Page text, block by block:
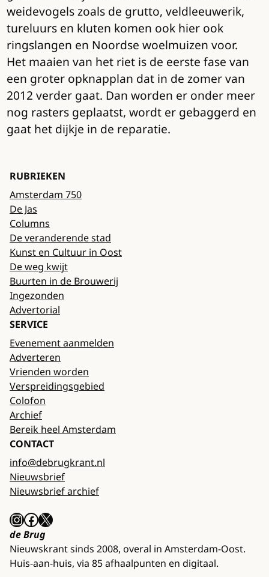
weidevogels zoals de grutto, veldleeuwerik,
tureluurs en kluten komen ook hier ook
ringslangen en Noordse woelmuizen voor.
Het maaien van het riet is de eerste fase van
een groter opknapplan dat in de zomer van
2012 verder gaat. Dan worden er onder meer
nog rasters geplaatst, wordt er gebaggerd en
gaat het dijkje in de reparatie.
RUBRIEKEN
Amsterdam 750
De Jas
Columns
De veranderende stad
Kunst en Cultuur in Oost
De weg kwijt
Buurten in de Brouwerij
Ingezonden
Advertorial
SERVICE
Evenement aanmelden
Adverteren
Vrienden worden
Verspreidingsgebied
Colofon
Archief
Bereik heel Amsterdam
CONTACT
info@debrugkrant.nl
Nieuwsbrief
Nieuwsbrief archief
InstagramFacebook X
de Brug
Nieuwskrant sinds 2008, overal in Amsterdam-Oost.
Huis-aan-huis, via 85 afhaalpunten en digitaal.